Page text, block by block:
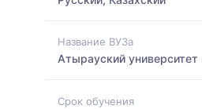
Название ВУЗа
Атырауский
Срок обучения